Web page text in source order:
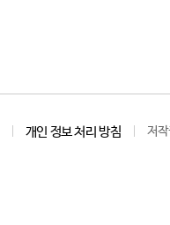
개인 정보 처리 방침 저